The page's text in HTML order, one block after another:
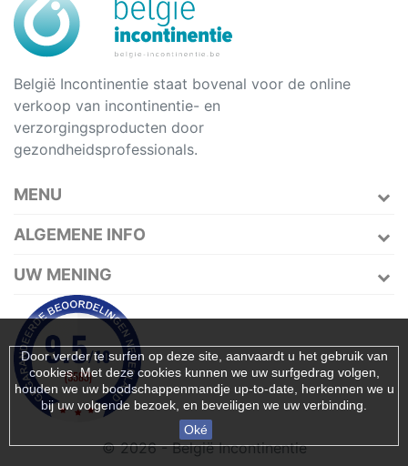
België Incontinentie staat bovenal voor de online
verkoop van incontinentie- en
verzorgingsproducten door
gezondheidsprofessionals.
MENU
ALGEMENE INFO
Door verder te surfen op deze site, aanvaardt u het gebruik van
cookies. Met deze cookies kunnen we uw surfgedrag volgen,
houden we uw boodschappenmandje up-to-date, herkennen we u
bij uw volgende bezoek, en beveiligen we uw verbinding.
Oké
UW MENING
© 2026 - België Incontinentie